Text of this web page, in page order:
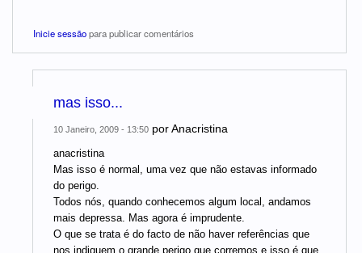
Inicie sessãopara publicar comentários
mas isso...
10 Janeiro, 2009 - 13:50 porAnacristina
anacristina
Mas isso é normal, uma vez que não estavas informado
do perigo.
Todos nós, quando conhecemos algum local, andamos
mais depressa. Mas agora é imprudente.
O que se trata é do facto de não haver referências que
nos indiquem o grande perigo que corremos e isso é que